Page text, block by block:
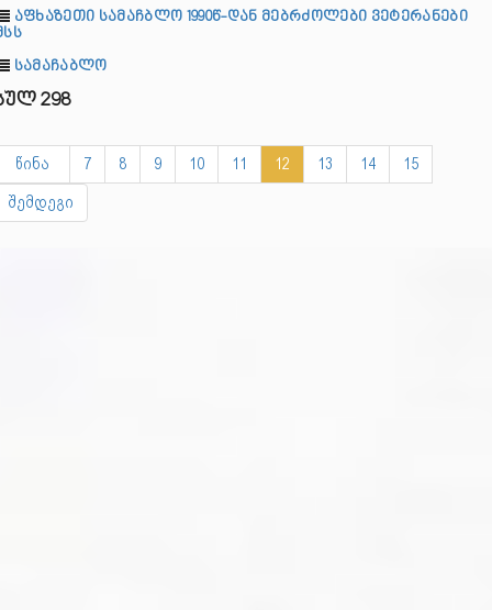
აფხაზეთი სამაჩბლო 1990წ-დან მებრძოლები ვეტერანები
სამაჩაბლო
298
წინა 7 8 9 10 11 12 13 14
15
შემდეგი